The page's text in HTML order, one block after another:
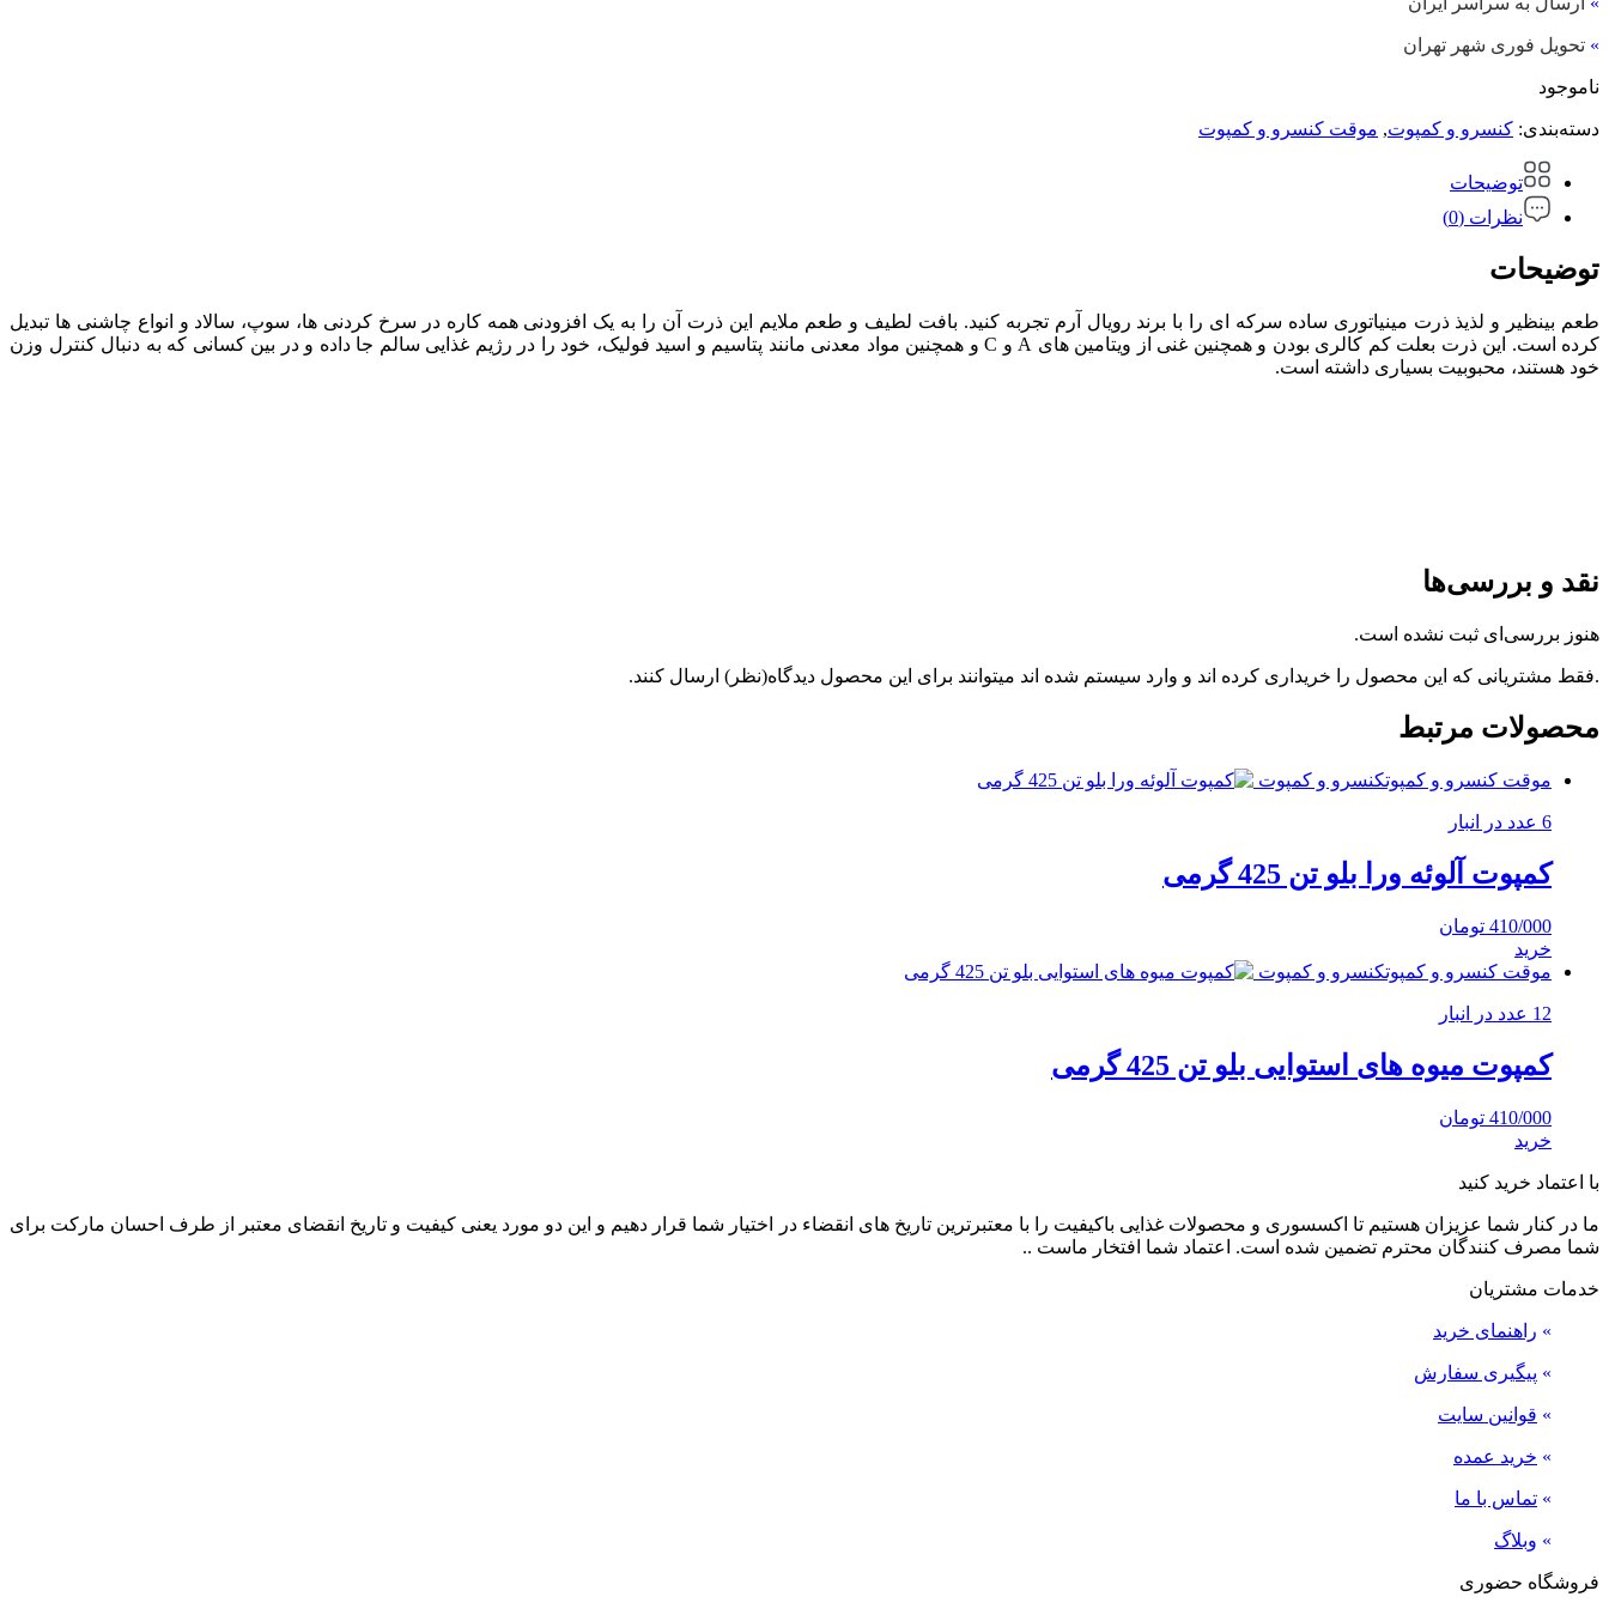
» تحویل فوری شهر تهران
ناموجود
دسته‌بندی: کنسرو و کمپوت, موقت کنسرو و کمپوت
توضیحات
نظرات (0)
توضیحات
طعم بینظیر و لذیذ ذرت مینیاتوری ساده سرکه ای را با برند رویال آرم تجربه کنید. بافت لطیف و طعم ملایم این ذرت آن را به یک افزودنی همه کاره در سرخ کردنی ها، سوپ، سالاد و انواع چاشنی ها تبدیل
کرده است. این ذرت بعلت کم کالری بودن و همچنین غنی از ویتامین های A و C و همچنین مواد معدنی مانند پتاسیم و اسید فولیک، خود را در رژیم غذایی سالم جا داده و در بین کسانی که به دنبال کنترل وزن
خود هستند، محبوبیت بسیاری داشته است.
نقد و بررسی‌ها
هنوز بررسی‌ای ثبت نشده است.
.فقط مشتریانی که این محصول را خریداری کرده اند و وارد سیستم شده اند میتوانند برای این محصول دیدگاه(نظر) ارسال کنند.
محصولات مرتبط
موقت کنسرو و کمپوتکنسرو و کمپوت
6 عدد در انبار
کمپوت آلوئه ورا بلو تن 425 گرمی
410/000 تومان
خرید
موقت کنسرو و کمپوتکنسرو و کمپوت
12 عدد در انبار
کمپوت میوه های استوایی بلو تن 425 گرمی
410/000 تومان
خرید
با اعتماد خرید کنید
ما در کنار شما عزیزان هستیم تا اکسسوری و محصولات غذایی باکیفیت را با معتبرترین تاریخ های انقضاء در اختیار شما قرار دهیم و این دو مورد یعنی کیفیت و تاریخ انقضای معتبر از طرف احسان مارکت برای
شما مصرف کنندگان محترم تضمین شده است. اعتماد شما افتخار ماست ..
خدمات مشتریان
» راهنمای خرید
» پیگیری سفارش
» قوانین سایت
» خرید عمده
» تماس با ما
» وبلاگ
فروشگاه حضوری